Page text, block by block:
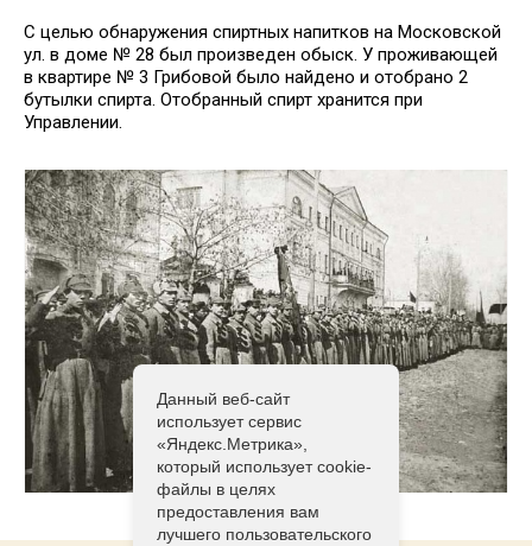
С целью обнаружения спиртных напитков на Московской
ул. в доме № 28 был произведен обыск. У проживающей
в квартире № 3 Грибовой было найдено и отобрано 2
бутылки спирта. Отобранный спирт хранится при
Управлении.
Данный веб-сайт
использует сервис
«Яндекс.Метрика»,
который использует cookie-
файлы в целях
предоставления вам
лучшего пользовательского